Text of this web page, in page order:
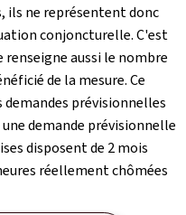
ils ne représentent donc
conjoncturelle. C'est
aussi le nombre
de la mesure. Ce
demandes prévisionnelles
demande prévisionnelle
disposent de 2 mois
réellement chômées